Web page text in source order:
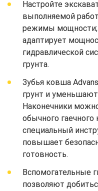
Настройте
выполняемой
режимы мощности;
адаптирует
гидравлической
грунта.
Зубья ковша
грунт и
Наконечники
обычного гаечного
специальный
повышает
готовность.
Вспомогательные
позволяют